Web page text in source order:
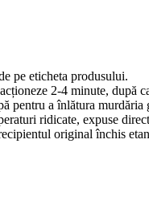
pe eticheta produsului.
2-4 minute, după
pentru a înlătura
ridicate, expuse
original închis